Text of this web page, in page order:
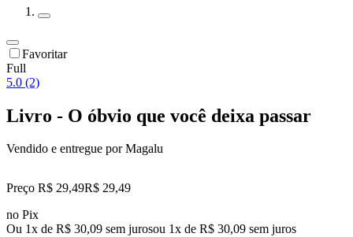
Favoritar
Full
5.0 (2)
Livro - O óbvio que você deixa passar
Vendido e entregue por Magalu
Preço R$ 29,49R$ 29,49
no Pix
Ou 1x de R$ 30,09 sem jurosou 1x de R$ 30,09 sem juros